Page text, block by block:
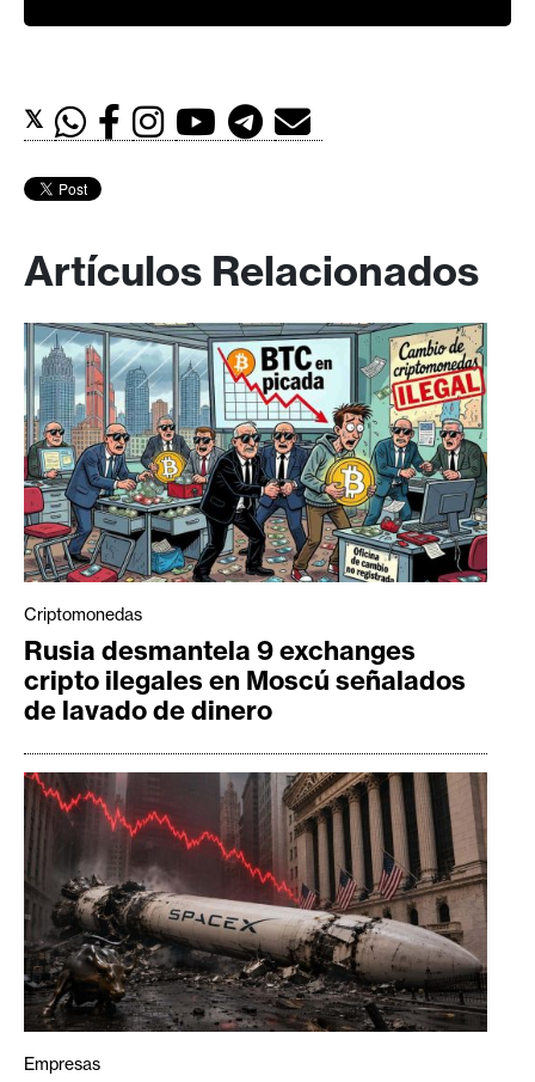
𝕏
Artículos Relacionados
Criptomonedas
Rusia desmantela 9 exchanges
cripto ilegales en Moscú señalados
de lavado de dinero
Empresas